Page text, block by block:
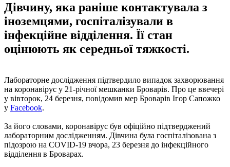
Дівчину, яка раніше контактувала з
іноземцями, госпіталізували в
інфекційне відділення. Її стан
оцінюють як середньої тяжкості.
Лабораторне дослідження підтвердило випадок захворювання
на коронавірус у 21-річної мешканки Броварів. Про це ввечері
у вівторок, 24 березня, повідомив мер Броварів Ігор Сапожко
у Facebook.
За його словами, коронавірус був офіційно підтверджений
лабораторним дослідженням. Дівчина була госпіталізована з
підозрою на COVID-19 вчора, 23 березня до інфекційного
відділення в Броварах.